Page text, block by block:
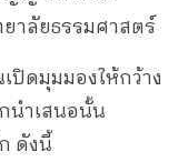
าลัยธรรมศาสตร์
ปิดมุมมองให้กว้าง
นำเสนอนั้น
ดังนี้